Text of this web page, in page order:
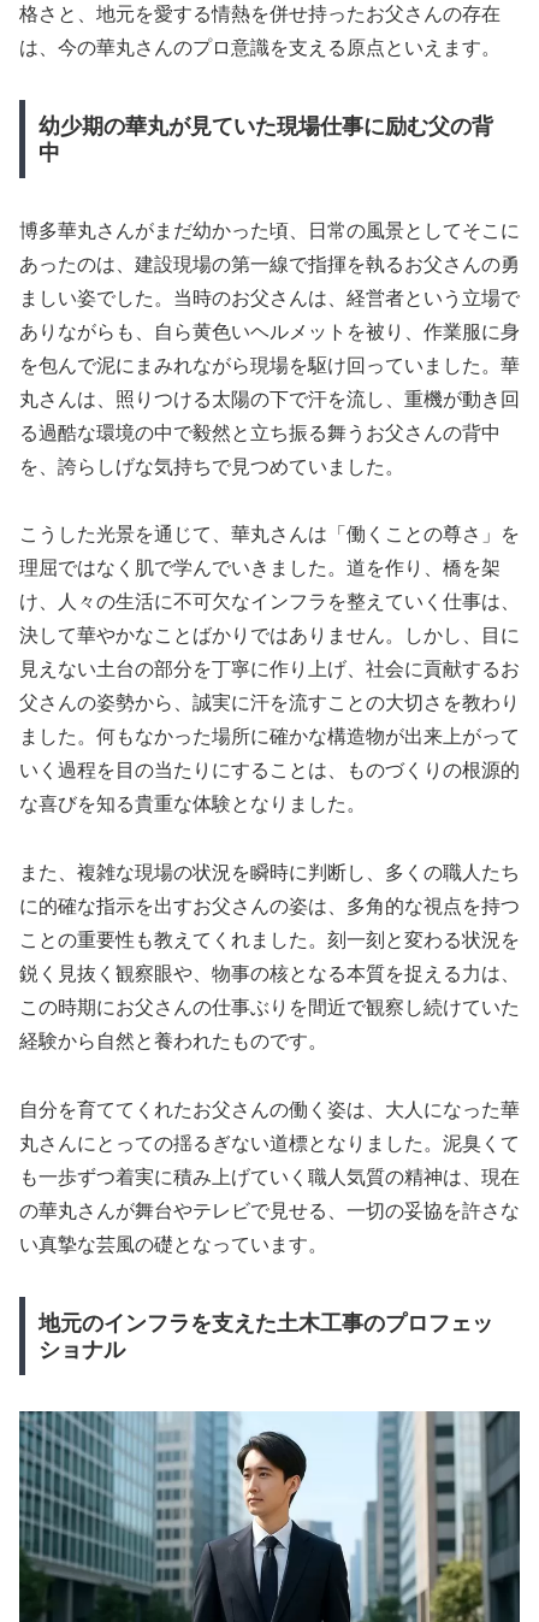
格さと、地元を愛する情熱を併せ持ったお父さんの存在
は、今の華丸さんのプロ意識を支える原点といえます。
幼少期の華丸が見ていた現場仕事に励む父の背
中
博多華丸さんがまだ幼かった頃、日常の風景としてそこに
あったのは、建設現場の第一線で指揮を執るお父さんの勇
ましい姿でした。当時のお父さんは、経営者という立場で
ありながらも、自ら黄色いヘルメットを被り、作業服に身
を包んで泥にまみれながら現場を駆け回っていました。華
丸さんは、照りつける太陽の下で汗を流し、重機が動き回
る過酷な環境の中で毅然と立ち振る舞うお父さんの背中
を、誇らしげな気持ちで見つめていました。
こうした光景を通じて、華丸さんは「働くことの尊さ」を
理屈ではなく肌で学んでいきました。道を作り、橋を架
け、人々の生活に不可欠なインフラを整えていく仕事は、
決して華やかなことばかりではありません。しかし、目に
見えない土台の部分を丁寧に作り上げ、社会に貢献するお
父さんの姿勢から、誠実に汗を流すことの大切さを教わり
ました。何もなかった場所に確かな構造物が出来上がって
いく過程を目の当たりにすることは、ものづくりの根源的
な喜びを知る貴重な体験となりました。
また、複雑な現場の状況を瞬時に判断し、多くの職人たち
に的確な指示を出すお父さんの姿は、多角的な視点を持つ
ことの重要性も教えてくれました。刻一刻と変わる状況を
鋭く見抜く観察眼や、物事の核となる本質を捉える力は、
この時期にお父さんの仕事ぶりを間近で観察し続けていた
経験から自然と養われたものです。
自分を育ててくれたお父さんの働く姿は、大人になった華
丸さんにとっての揺るぎない道標となりました。泥臭くて
も一歩ずつ着実に積み上げていく職人気質の精神は、現在
の華丸さんが舞台やテレビで見せる、一切の妥協を許さな
い真摯な芸風の礎となっています。
地元のインフラを支えた土木工事のプロフェッ
ショナル